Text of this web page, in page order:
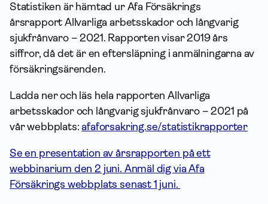
Statistiken är hämtad ur Afa Försäkrings
årsrapportAllvarliga arbetsskador och långvarig
sjukfrånvaro – 2021 . Rapporten visar 2019 års
siffror, då det är en eftersläpning i anmälningarna av
försäkringsärenden.
Ladda ner och läs hela rapportenAllvarliga
arbetsskador och långvarig sjukfrånvaro – 2021 på
vår webbplats:afaforsakring.se/statistikrapporter
Se en presentation av årsrapporten på ett
webbinarium den 2 juni. Anmäl dig via Afa
Försäkrings webbplats senast 1 juni.